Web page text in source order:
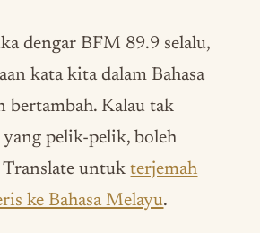
dengar BFM 89.9 selalu,
kata kita dalam Bahasa
bertambah. Kalau tak
yang pelik-pelik, boleh
Translate untukterjemah
ke Bahasa Melayu.